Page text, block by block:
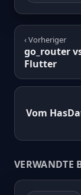
‹ Vorheriger
go_router
Flutter
Vom
VERWANDTE